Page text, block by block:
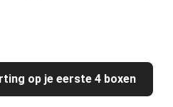
op je eerste 4 boxen